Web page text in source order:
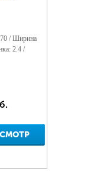
/ Ширина
2.4 /